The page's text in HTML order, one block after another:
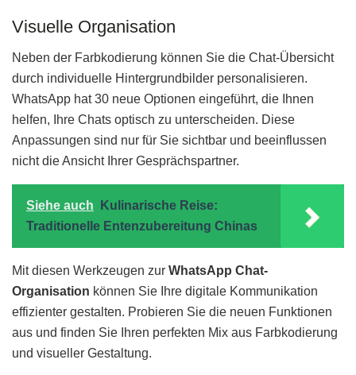
Visuelle Organisation
Neben der Farbkodierung können Sie die Chat-Übersicht
durch individuelle Hintergrundbilder personalisieren.
WhatsApp hat 30 neue Optionen eingeführt, die Ihnen
helfen, Ihre Chats optisch zu unterscheiden. Diese
Anpassungen sind nur für Sie sichtbar und beeinflussen
nicht die Ansicht Ihrer Gesprächspartner.
Siehe auch
Kulinarische Reise:
Traditionelle Entenzubereitung Chinas
Mit diesen Werkzeugen zur WhatsApp Chat-
Organisation können Sie Ihre digitale Kommunikation
effizienter gestalten. Probieren Sie die neuen Funktionen
aus und finden Sie Ihren perfekten Mix aus Farbkodierung
und visueller Gestaltung.